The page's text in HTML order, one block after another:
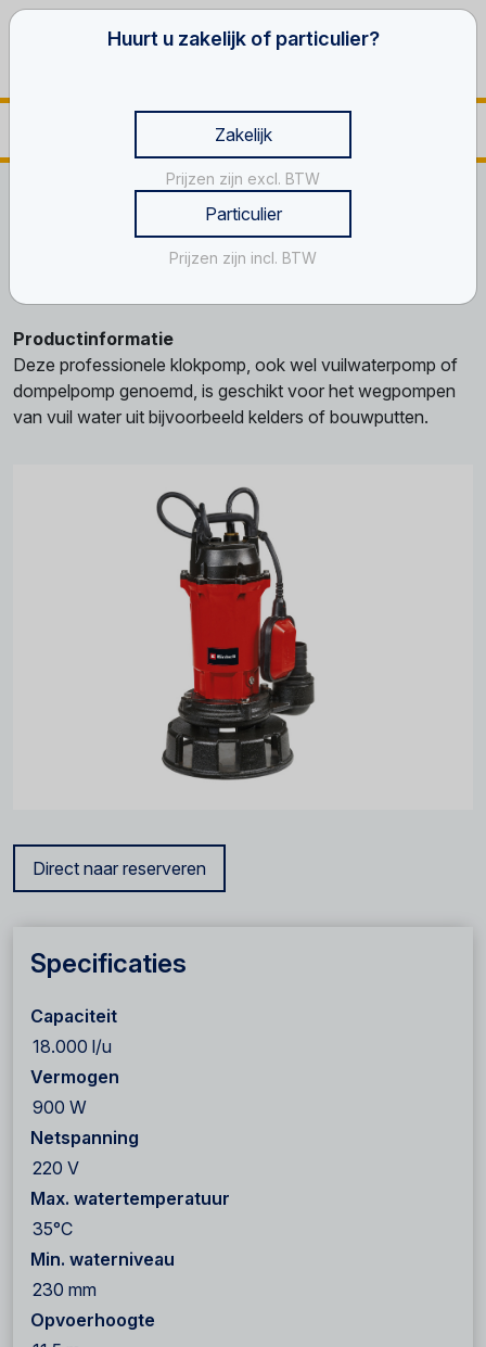
Ventilatie, reiniging en schoonmaak materialen
Waterpompen en -stofzuigers
Klokpomp, 18 m³
Klokpomp, 18 m³
Productinformatie
Deze professionele klokpomp, ook wel vuilwaterpomp of
dompelpomp genoemd, is geschikt voor het wegpompen
van vuil water uit bijvoorbeeld kelders of bouwputten.
Direct naar reserveren
Specificaties
Capaciteit
18.000 l/u
Vermogen
900 W
Netspanning
220 V
Max. watertemperatuur
35°C
Min. waterniveau
230 mm
Opvoerhoogte
Huurt u zakelijk of particulier?
Zakelijk
Prijzen zijn excl. BTW
Particulier
Prijzen zijn incl. BTW